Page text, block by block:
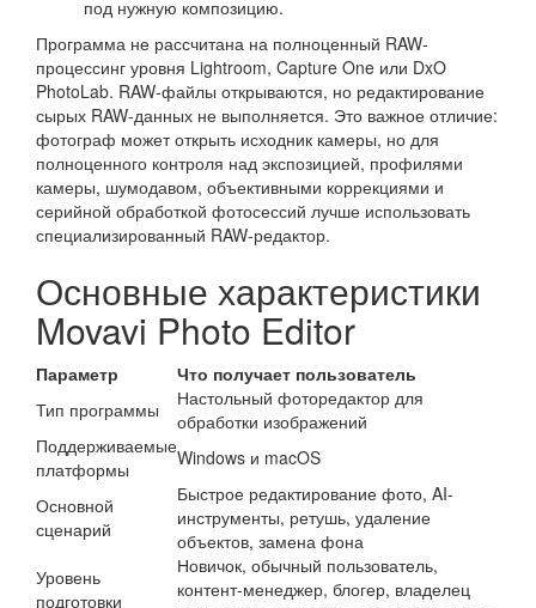
под нужную композицию.
Программа не рассчитана на полноценный RAW-
процессинг уровня Lightroom, Capture One или DxO
PhotoLab. RAW-файлы открываются, но редактирование
сырых RAW-данных не выполняется. Это важное отличие:
фотограф может открыть исходник камеры, но для
полноценного контроля над экспозицией, профилями
камеры, шумодавом, объективными коррекциями и
серийной обработкой фотосессий лучше использовать
специализированный RAW-редактор.
Основные характеристики
Movavi Photo Editor
Параметр
Что получает пользователь
Тип программы
Настольный фоторедактор для
обработки изображений
Поддерживаемые
платформы
Windows и macOS
Основной
сценарий
Быстрое редактирование фото, AI-
инструменты, ретушь, удаление
объектов, замена фона
Уровень
подготовки
Новичок, обычный пользователь,
контент-менеджер, блогер, владелец